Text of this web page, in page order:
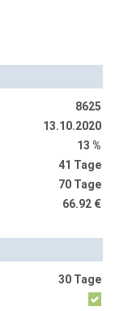
8625
13.10.2020
13 %
41 Tage
70 Tage
66.92 €
30 Tage